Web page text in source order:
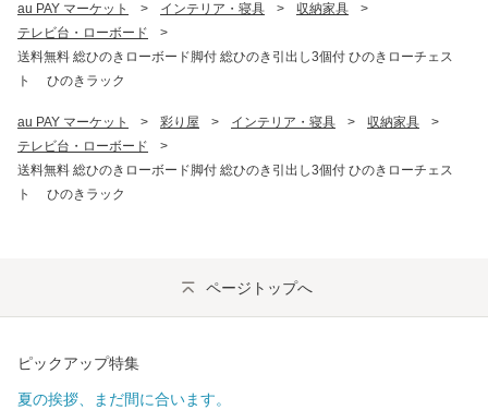
au PAY マーケット > インテリア・寝具 > 収納家具
>
テレビ台・ローボード
>
送料無料 総ひのきローボード脚付 総ひのき引出し3個付 ひのきローチェス
ト ひのきラック
au PAY マーケット > 彩り屋 > インテリア・寝具 > 収納家具
>
テレビ台・ローボード
>
送料無料 総ひのきローボード脚付 総ひのき引出し3個付 ひのきローチェス
ト ひのきラック
ページトップへ
ピックアップ特集
夏の挨拶、まだ間に合います。